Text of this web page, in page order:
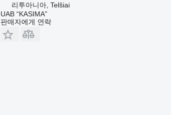
리투아니아, Telšiai
UAB “KASIMA”
판매자에게 연락